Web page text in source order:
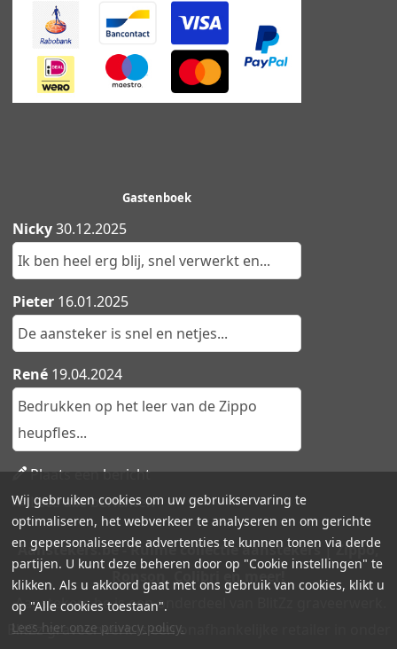
Gastenboek
Nicky30.12.2025
Ik ben heel erg blij, snel verwerkt en...
Pieter 16.01.2025
De aansteker is snel en netjes...
René 19.04.2024
Bedrukken op het leer van de Zippo
heupfles...
Plaats een bericht
Lees alle berichten
Aanstekers.be - Ruime collectie aanstekers | Zippo,
Ronson, Colibri en meer!
Aanstekers.be is een onderdeel van BlitZz graveerwerk.
BlitZz graveerwerk is een onafhankelijke retailer in onder
Wij gebruiken cookies om uw gebruikservaring te
optimaliseren, het webverkeer te analyseren en om gerichte
en gepersonaliseerde advertenties te kunnen tonen via derde
partijen. U kunt deze beheren door op "Cookie instellingen" te
klikken. Als u akkoord gaat met ons gebruik van cookies, klikt u
op "Alle cookies toestaan".
Lees hier onze privacy policy.